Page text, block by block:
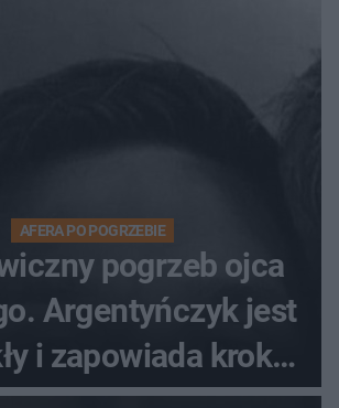
AFERA PO POGRZEBIE
pogrzeb ojca
Argentyńczyk jest
i zapowiada kroki